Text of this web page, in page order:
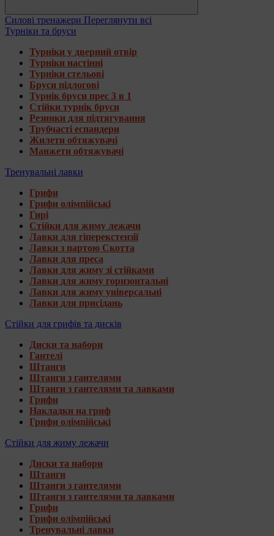
Силові тренажери Переглянути всі
Турніки та бруси
Турніки у дверний отвір
Турніки настінні
Турніки стельові
Бруси підлогові
Турнік бруси прес 3 в 1
Стійки турнік бруси
Резинки для підтягування
Трубчасті еспандери
Жилети обтяжувачі
Манжети обтяжувачі
Тренувальні лавки
Грифи
Грифи олімпійські
Гирі
Стійки для жиму лежачи
Лавки для гіперекстензії
Лавки з партою Скотта
Лавки для преса
Лавки для жиму зі стійками
Лавки для жиму горизонтальні
Лавки для жиму універсальні
Лавки для присідань
Стійки для грифів та дисків
Диски та набори
Гантелі
Штанги
Штанги з гантелями
Штанги з гантелями та лавками
Грифи
Накладки на гриф
Грифи олімпійські
Стійки для жиму лежачи
Диски та набори
Штанги
Штанги з гантелями
Штанги з гантелями та лавками
Грифи
Грифи олімпійські
Тренувальні лавки